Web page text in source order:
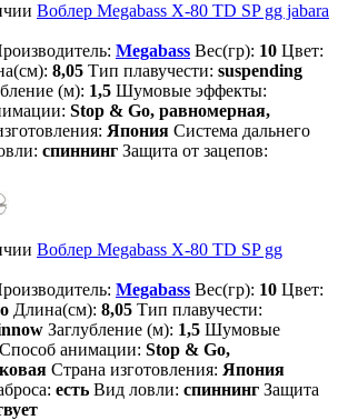
Воблер Megabass X-80 TD SP gg jabara
Megabass Вес(гр): 10 Цвет:
8,05 Тип плавучести: suspending
(м): 1,5 Шумовые эффекты:
Stop & Go, равномерная,
Япония Система дальнего
спиннинг Защита от зацепов:
Воблер Megabass X-80 TD SP gg
Megabass Вес(гр): 10 Цвет:
Длина(см): 8,05 Тип плавучести:
Заглубление (м): 1,5 Шумовые
Способ анимации: Stop & Go,
Страна изготовления: Япония
есть Вид ловли: спиннинг Защита